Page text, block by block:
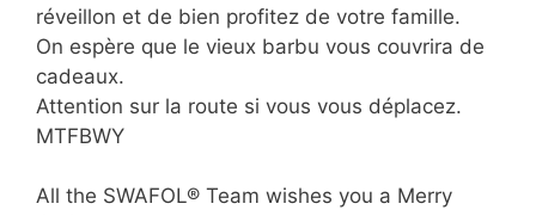
réveillon et de bien profitez de votre famille.
On espère que le vieux barbu vous couvrira de
cadeaux.
Attention sur la route si vous vous déplacez.
MTFBWY
All the SWAFOL® Team wishes you a Merry